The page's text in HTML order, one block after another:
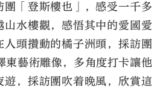
團「登斯樓也」，感受一千多
水樓觀，感悟其中的愛國愛
頭攢動的橘子洲頭，採訪團
東藝術雕像，多角度打卡讓他
，採訪團吹着晚風，欣賞這